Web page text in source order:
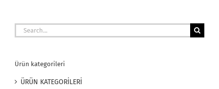
Search
for:
Ürün kategorileri
ÜRÜN KATEGORİLERİ